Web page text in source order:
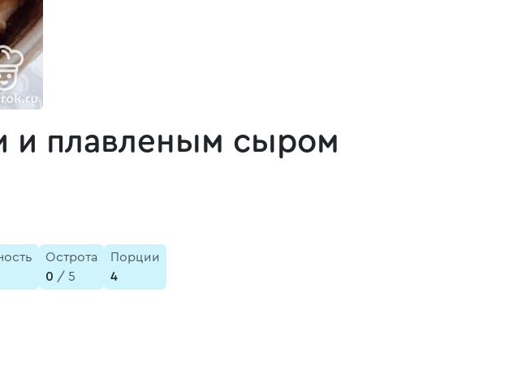
и плавленым сыром
Острота
0 / 5
Порции
4